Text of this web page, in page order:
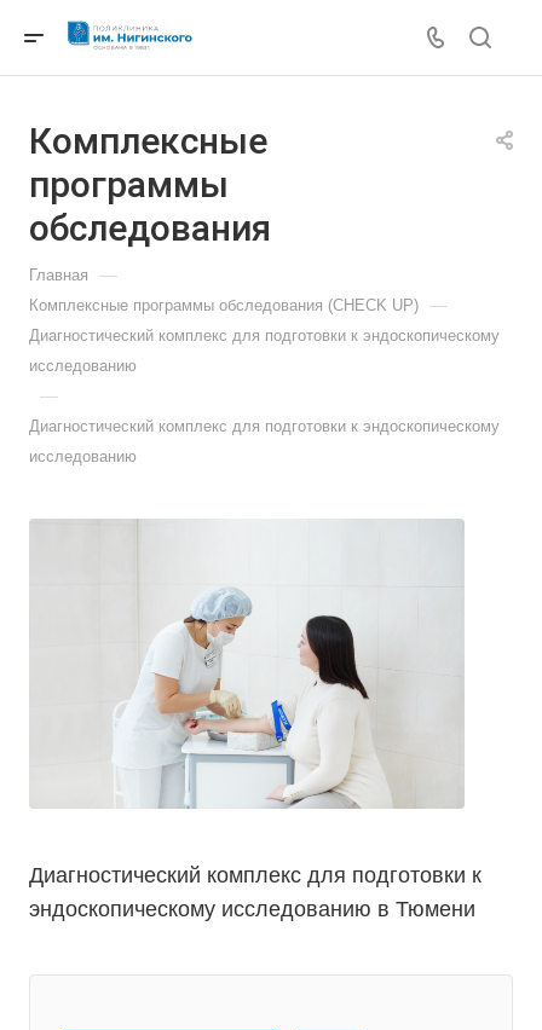
Комплексные
программы
обследования
Главная —
Комплексные программы обследования (CHECK UP) —
Диагностический комплекс для подготовки к эндоскопическому
исследованию
—
Диагностический комплекс для подготовки к эндоскопическому
исследованию
Диагностический комплекс для подготовки к
эндоскопическому исследованию в Тюмени